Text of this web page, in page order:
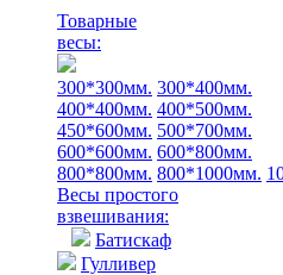
Товарные
весы:
300*300мм. 300*400мм.
400*400мм. 400*500мм.
450*600мм. 500*700мм.
600*600мм. 600*800мм.
800*800мм. 800*1000мм.
Весы простого
взвешивания:
Батискаф
Гулливер